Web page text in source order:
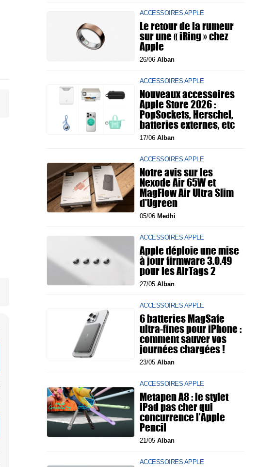
ACCESSOIRES APPLE
Le retour de la rumeur
sur une « iRing » chez
Apple
26/06 Alban
ACCESSOIRES APPLE
Nouveaux accessoires
Apple Store 2026 :
PopSockets, Herschel,
batteries externes, etc
17/06 Alban
ACCESSOIRES APPLE
Notre avis sur les
Nexode Air 65W et
MagFlow Air Ultra Slim
d'Ugreen
05/06 Medhi
ACCESSOIRES APPLE
Apple déploie une mise
à jour firmware 3.0.49
pour les AirTags 2
27/05 Alban
ACCESSOIRES APPLE
6 batteries MagSafe
ultra-fines pour iPhone :
comment sauver vos
journées chargées !
23/05 Alban
ACCESSOIRES APPLE
Metapen A8 : le stylet
iPad pas cher qui
concurrence l’Apple
Pencil
21/05 Alban
ACCESSOIRES APPLE